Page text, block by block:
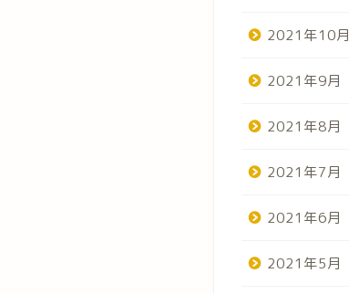
2021年10月
2021年9月
2021年8月
2021年7月
2021年6月
2021年5月